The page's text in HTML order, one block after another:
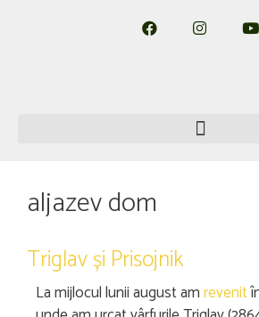
aljazev dom
Triglav și Prisojnik
La mijlocul lunii august amrevenit